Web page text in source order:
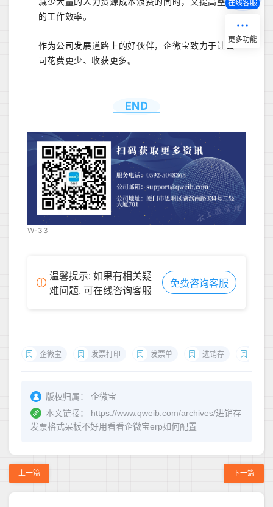
的工作效率。
作为公司发展道路上的好伙伴，企微宝致力于让公
司花费更少、收获更多。
END
W-33
温馨提示: 如果有相关疑
难问题, 可在线咨询客服
免费咨询客服
企微宝 发票打印 发票单 进销存
版权归属：
企微宝
本文链接：
https://www.qweib.com/archives/进销存
发票格式呆板不好用看看企微宝erp如何配置
上一篇 下一篇
在线客服